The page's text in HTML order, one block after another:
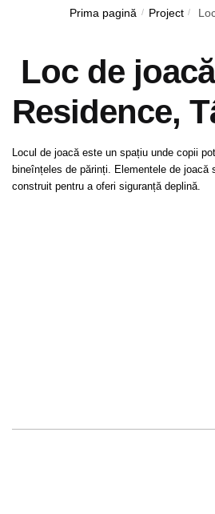
Prima pagină / Project /
Loc de
Residence,
Locul de joacă este un spațiu unde copii
bineînțeles de părinți. Elementele de
construit pentru a oferi siguranță deplină.